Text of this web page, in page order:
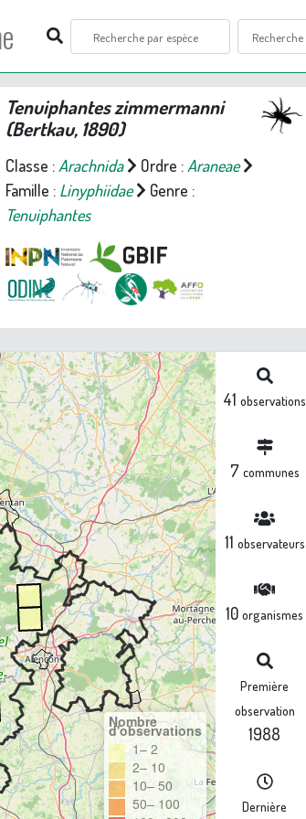
Tenuiphantes zimmermanni
(Bertkau, 1890)
Classe :Arachnida Ordre :Araneae
Famille : Linyphiidae
Genre :
Tenuiphantes
Nombre
d'observations
1– 2
2– 10
10– 50
50– 100
41 observations
7 communes
11 observateurs
10organismes
Première
observation
1988
Dernière